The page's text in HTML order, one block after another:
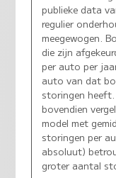
publieke data
regulier
meegewogen.
die zijn
per auto per
auto van dat
storingen
bovendien
model met
storingen per
absoluut)
groter aantal